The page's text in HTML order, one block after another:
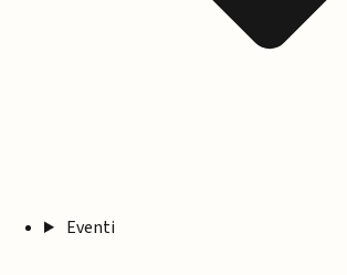
Eventi